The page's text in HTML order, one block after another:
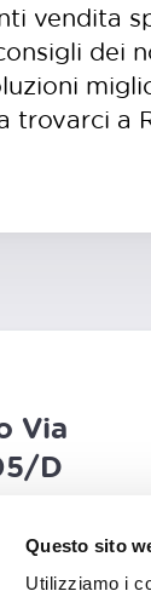
Questo sito
Utilizziamo i
vendita
dei
trovarci a
Via
D